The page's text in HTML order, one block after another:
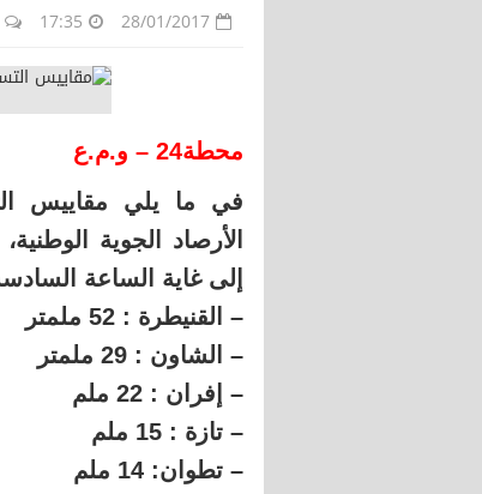
محطة24 – و.م.ع
في ما يلي مقاييس
الأرصاد الجوية
إلى غاية الساعة
– القنيطرة : 52 ملمتر
– الشاون : 29 ملمتر
– إفران : 22 ملم
– تازة : 15 ملم
– تطوان: 14 ملم